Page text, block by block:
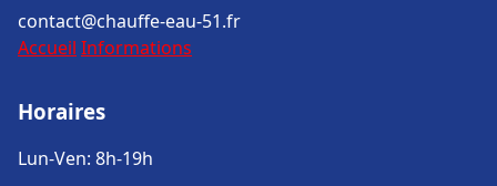
contact@chauffe-eau-51.fr
Accueil Informations
Horaires
Lun-Ven: 8h-19h